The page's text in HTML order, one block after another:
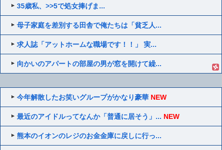
35歳私、>>5で処女捧げま...
母子家庭を差別する田舎で俺たちは「貧乏人...
求人誌「アットホームな職場です！！」 実...
向かいのアパートの部屋の男が窓を開けて繰...
今年解散したお笑いグループがかなり豪華 NEW
最近のアイドルってなんか「普通に居そう」... NEW
熊本のイオンのレジのお金金庫に戻しに行っ...